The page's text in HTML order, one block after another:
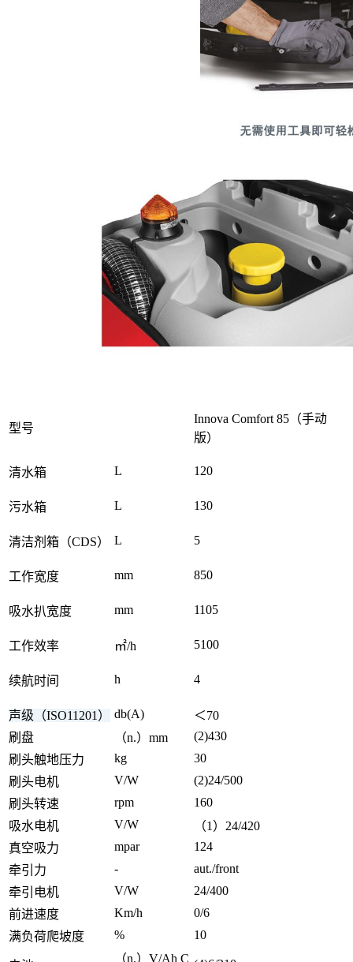
型号
Innova Comfort 85（手动
版）
清水箱 L 120
污水箱 L 130
清洁剂箱（CDS） L 5
工作宽度 mm 850
吸水扒宽度 mm 1105
工作效率 ㎡/h 5100
续航时间 h 4
声级（ISO11201） db(A)
＜70
刷盘
（n.）mm
(2)430
刷头触地压力
kg
30
刷头电机
V/W
(2)24/500
刷头转速
rpm
160
吸水电机
V/W
（1）24/420
真空吸力
mpar
124
牵引力
-
aut./front
牵引电机
V/W
24/400
前进速度
Km/h
0/6
满负荷爬坡度
% 10
（n.）V/Ah C